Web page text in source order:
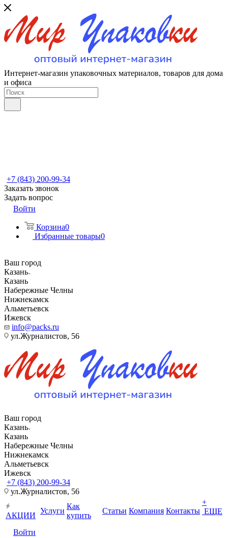
Интернет-магазин упаковочных материалов, товаров для дома
и офиса
+7 (843) 200-99-34
Заказать звонок
Задать вопрос
Войти
Корзина0
Избранные товары0
Ваш город
Казань
Казань
Набережные Челны
Нижнекамск
Альметьевск
Ижевск
info@packs.ru
ул.Журналистов, 56
Ваш город
Казань
Казань
Набережные Челны
Нижнекамск
Альметьевск
Ижевск
+7 (843) 200-99-34
ул.Журналистов, 56
АКЦИИ
Услуги
Как
купить
Статьи Компания Контакты
+
ЕЩЕ
Войти